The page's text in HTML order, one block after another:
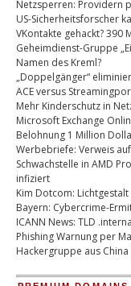
Netzsperren: Providern
US-Sicherheitsforscher
VKontakte gehackt?
Geheimdienst-Gruppe
Namen des Kreml?
„Doppelgänger“
ACE versus
Mehr Kinderschutz in
Microsoft Exchange
Belohnung 1 Million
Werbebriefe: Verweis
Schwachstelle in AMD
infiziert
Kim Dotcom:
Bayern: Cybercrime-
ICANN News: TLD
Phishing Warnung per
Hackergruppe aus